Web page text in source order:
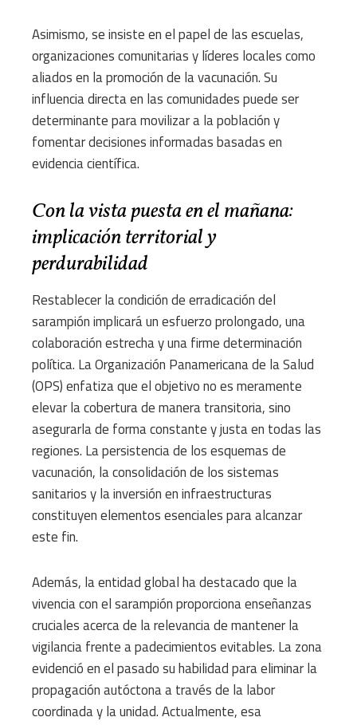
Asimismo, se insiste en el papel de las escuelas,
organizaciones comunitarias y líderes locales como
aliados en la promoción de la vacunación. Su
influencia directa en las comunidades puede ser
determinante para movilizar a la población y
fomentar decisiones informadas basadas en
evidencia científica.
Con la vista puesta en el mañana:
implicación territorial y
perdurabilidad
Restablecer la condición de erradicación del
sarampión implicará un esfuerzo prolongado, una
colaboración estrecha y una firme determinación
política. La Organización Panamericana de la Salud
(OPS) enfatiza que el objetivo no es meramente
elevar la cobertura de manera transitoria, sino
asegurarla de forma constante y justa en todas las
regiones. La persistencia de los esquemas de
vacunación, la consolidación de los sistemas
sanitarios y la inversión en infraestructuras
constituyen elementos esenciales para alcanzar
este fin.
Además, la entidad global ha destacado que la
vivencia con el sarampión proporciona enseñanzas
cruciales acerca de la relevancia de mantener la
vigilancia frente a padecimientos evitables. La zona
evidenció en el pasado su habilidad para eliminar la
propagación autóctona a través de la labor
coordinada y la unidad. Actualmente, esa